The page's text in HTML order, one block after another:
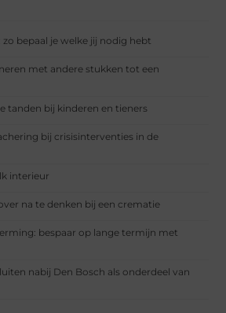
bepaal je welke jij nodig hebt
met andere stukken tot een
tanden bij kinderen en tieners
bij crisisinterventies in de
interieur
na te denken bij een crematie
bespaar op lange termijn met
nabij Den Bosch als onderdeel van